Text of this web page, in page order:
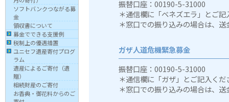
ソフトバンクつながる募
金
領収書について
募金でできる支援例
税制上の優遇措置
ユニセフ遺産寄付プログ
ラム
遺産によるご寄付（遺
贈）
相続財産のご寄付
お香典・御花料からのご
振替口座：00190-5-31000
＊通信欄に「ベネズエラ」とご記
＊窓口での振り込みの場合は、
ガザ人道危機緊急募金
振替口座：00190-5-31000
＊通信欄に「ガザ」とご記入くだ
＊窓口での振り込みの場合は、